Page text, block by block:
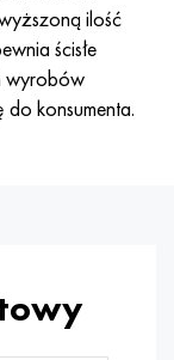
ilość
ścisłe
wyrobów
konsumenta.